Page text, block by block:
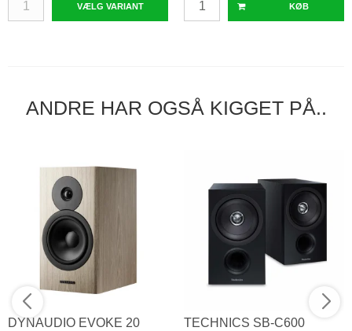
VÆLG VARIANT KØB
ANDRE HAR OGSÅ KIGGET PÅ..
DYNAUDIO EVOKE 20
TECHNICS SB-C600